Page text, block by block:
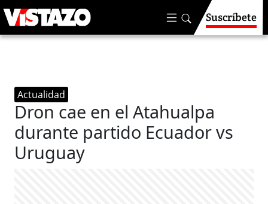
Suscríbete
Actualidad
Dron cae en el Atahualpa
durante partido Ecuador vs
Uruguay